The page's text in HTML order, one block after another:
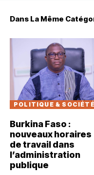
Dans La Même
POLITIQUE & SOCIÉTÉ
Burkina Faso :
nouveaux horaires
de travail dans
l’administration
publique